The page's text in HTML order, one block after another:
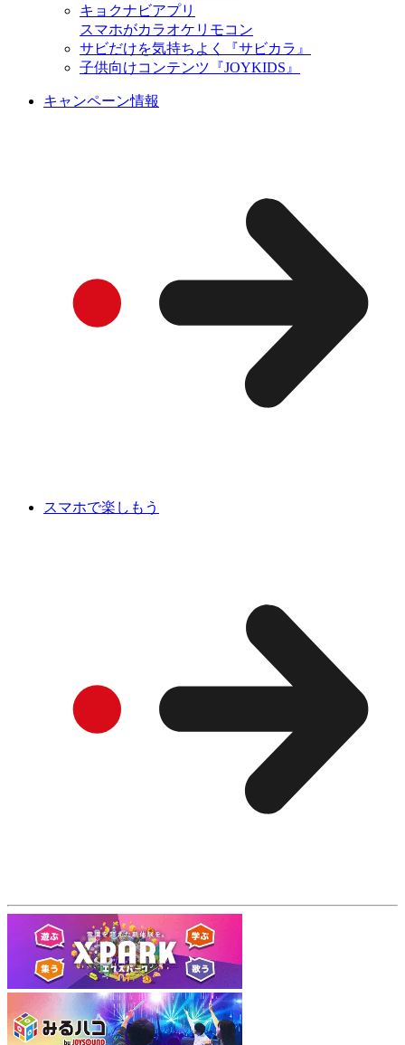
キョクナビアプリ
スマホがカラオケリモコン
サビだけを気持ちよく『サビカラ』
子供向けコンテンツ『JOYKIDS』
キャンペーン情報
スマホで楽しもう